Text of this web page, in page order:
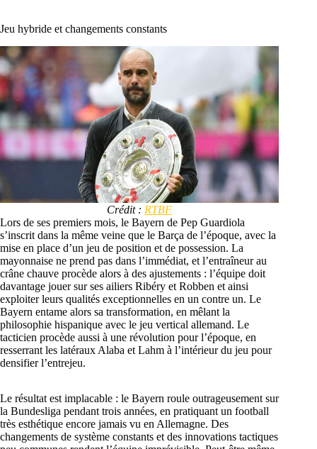
Jeu hybride et changements constants
Crédit : RTBF
Lors de ses premiers mois, le Bayern de Pep Guardiola
s’inscrit dans la même veine que le Barça de l’époque, avec la
mise en place d’un jeu de position et de possession. La
mayonnaise ne prend pas dans l’immédiat, et l’entraîneur au
crâne chauve procède alors à des ajustements : l’équipe doit
davantage jouer sur ses ailiers Ribéry et Robben et ainsi
exploiter leurs qualités exceptionnelles en un contre un. Le
Bayern entame alors sa transformation, en mêlant la
philosophie hispanique avec le jeu vertical allemand. Le
tacticien procède aussi à une révolution pour l’époque, en
resserrant les latéraux Alaba et Lahm à l’intérieur du jeu pour
densifier l’entrejeu.
Le résultat est implacable : le Bayern roule outrageusement sur
la Bundesliga pendant trois années, en pratiquant un football
très esthétique encore jamais vu en Allemagne. Des
changements de système constants et des innovations tactiques